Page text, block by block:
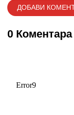
0 Коментара